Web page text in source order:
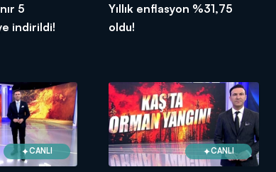
5
indirildi!
Yıllık enflasyon %31,75
oldu!
CANLI CANLI